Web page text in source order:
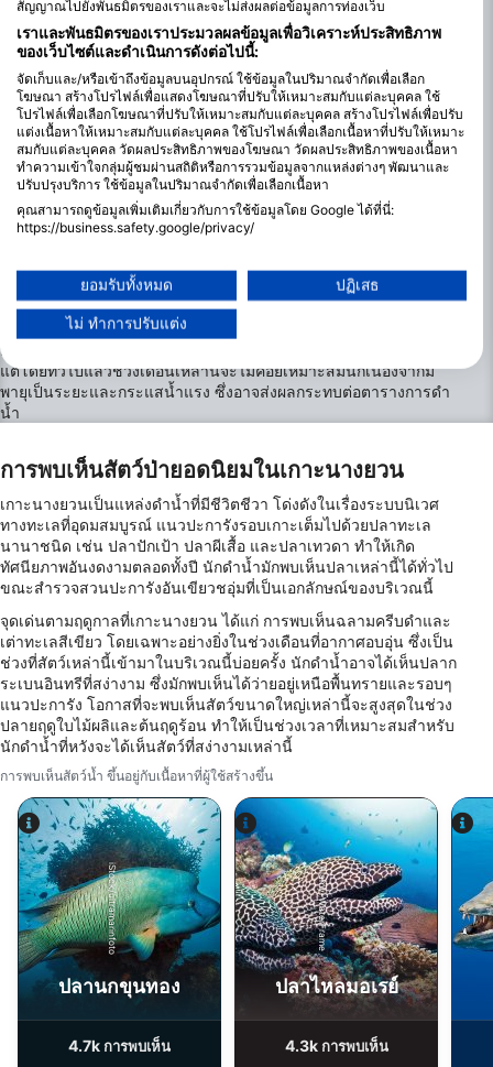
เดือนที่เหมาะที่สุดสำหรับการดำน้ำในเกาะนาง
ยัน
เกาะนางยวนมีจุดดำน้ำให้ดำน้ำได้ตลอดทั้งปี โดยมีสภาพแวดล้อมที่
แตกต่างกันไปในแต่ละฤดูกาล ช่วงเวลาที่ดีที่สุดสำหรับการดำน้ำคือ
31°C/82°F–88°F ทัศนวิสัยดีเยี่ยม มักจะเกิน 30 เมตร ในช่วงเวลานี้
สภาพอากาศสงบ ลมและกระแสน้ำน้อย ทำให้เหมาะสำหรับนักดำน้ำ
ส่วนตั้งแต่เดือนตุลาคมถึงกุมภาพันธ์ อุณหภูมิน้ำจะลดลงเล็กน้อยเหลือ
26°C–29°C/79°F–84°F และทัศนวิสัยอาจลดลงเนื่องจากลมและ
กระแสน้ำแรงขึ้นจากฤดูมรสุม แม้ว่าจะสามารถดำน้ำได้ตลอดทั้งปี
แต่โดยทั่วไปแล้วช่วงเดือนเหล่านี้จะไม่ค่อยเหมาะสมนักเนื่องจากมี
พายุเป็นระยะและกระแสน้ำแรง ซึ่งอาจส่งผลกระทบต่อตารางการดำ
น้ำ
การพบเห็นสัตว์ป่ายอดนิยมในเกาะนางยวน
เกาะนางยวนเป็นแหล่งดำน้ำที่มีชีวิตชีวา โด่งดังในเรื่องระบบนิเวศ
ทางทะเลที่อุดมสมบูรณ์ แนวปะการังรอบเกาะเต็มไปด้วยปลาทะเล
นานาชนิด เช่น ปลาปักเป้า ปลาผีเสื้อ และปลาเทวดา ทำให้เกิด
ทัศนียภาพอันงดงามตลอดทั้งปี นักดำน้ำมักพบเห็นปลาเหล่านี้ได้ทั่วไป
ขณะสำรวจสวนปะการังอันเขียวชอุ่มที่เป็นเอกลักษณ์ของบริเวณนี้
จุดเด่นตามฤดูกาลที่เกาะนางยวน ได้แก่ การพบเห็นฉลามครีบดำและ
เต่าทะเลสีเขียว โดยเฉพาะอย่างยิ่งในช่วงเดือนที่อากาศอบอุ่น ซึ่งเป็น
ช่วงที่สัตว์เหล่านี้เข้ามาในบริเวณนี้บ่อยครั้ง นักดำน้ำอาจได้เห็นปลาก
ระเบนอินทรีที่สง่างาม ซึ่งมักพบเห็นได้ว่ายอยู่เหนือพื้นทรายและรอบๆ
แนวปะการัง โอกาสที่จะพบเห็นสัตว์ขนาดใหญ่เหล่านี้จะสูงสุดในช่วง
ปลายฤดูใบไม้ผลิและต้นฤดูร้อน ทำให้เป็นช่วงเวลาที่เหมาะสมสำหรับ
นักดำน้ำที่หวังจะได้เห็นสัตว์ที่สง่างามเหล่านี้
การพบเห็นสัตว์น้ำ ขึ้นอยู่กับเนื้อหาที่ผู้ใช้สร้างขึ้น
iStock/ultramarinfoto
ปลานกขุนทอง
4.7kการพบเห็น
Alamy-WaterFrame
ปลาไหลมอเรย์
4.3kการพบเห็น
สัญญาณไปยังพันธมิตรของเราและจะไม่ส่งผลต่อข้อมูลการท่องเว็บ
เราและพันธมิตรของเราประมวลผลข้อมูลเพื่อวิเคราะห์ประสิทธิภาพ
ของเว็บไซต์และดำเนินการดังต่อไปนี้:
จัดเก็บและ/หรือเข้าถึงข้อมูลบนอุปกรณ์ ใช้ข้อมูลในปริมาณจำกัดเพื่อเลือก
โฆษณา สร้างโปรไฟล์เพื่อแสดงโฆษณาที่ปรับให้เหมาะสมกับแต่ละบุคคล ใช้
โปรไฟล์เพื่อเลือกโฆษณาที่ปรับให้เหมาะสมกับแต่ละบุคคล สร้างโปรไฟล์เพื่อปรับ
แต่งเนื้อหาให้เหมาะสมกับแต่ละบุคคล ใช้โปรไฟล์เพื่อเลือกเนื้อหาที่ปรับให้เหมาะ
สมกับแต่ละบุคคล วัดผลประสิทธิภาพของโฆษณา วัดผลประสิทธิภาพของเนื้อหา
ทำความเข้าใจกลุ่มผู้ชมผ่านสถิติหรือการรวมข้อมูลจากแหล่งต่างๆ พัฒนาและ
ปรับปรุงบริการ ใช้ข้อมูลในปริมาณจำกัดเพื่อเลือกเนื้อหา
คุณสามารถดูข้อมูลเพิ่มเติมเกี่ยวกับการใช้ข้อมูลโดย Google ได้ที่นี่:
https://business.safety.google/privacy/
ความยินยอมของคุณและนโยบาย cookie มีผลกับเว็บไซต์/แอปนี้เท่านั้น
ดูรายชื่อพันธมิตร (1 ผู้จำหน่าย IAB)
เราใช้ข้อมูลของคุณเพื่อวัตถุประสงค์ดังต่อไปนี้:
Store and/or access information on a device
Create profiles for personalised advertising
Use profiles to select personalised
advertising
Create profiles to personalise content
Use profiles to select personalised content
Measure advertising performance
Measure content performance
Understand audiences through statistics or
combinations of data from different sources
Develop and improve services
Use limited data to select content
คุณสมบัติพิเศษของ IAB:
Use precise geolocation data
Identify devices based on information
วัตถุประสงค์ในการประมวลผลที่ไม่ใช่ของ IAB:
ยอมรับทั้งหมด ปฏิเสธ
ไม่ ทำการปรับแต่ง